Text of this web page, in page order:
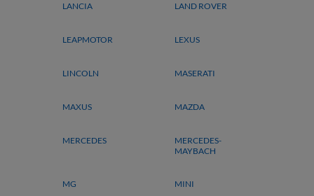
LANCIA LAND ROVER
LEAPMOTOR LEXUS
LINCOLN MASERATI
MAXUS MAZDA
MERCEDES
MERCEDES-
MAYBACH
MG MINI